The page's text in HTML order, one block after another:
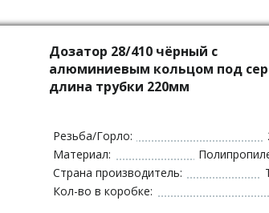
Дозатор 28/410 чёрный с
алюминиевым кольцом под
длина трубки 220мм
Резьба/Горло:
Материал:
Страна производитель:
Кол-во в коробке: